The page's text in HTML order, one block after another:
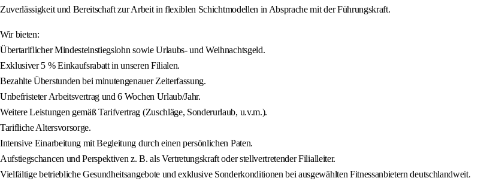
Zuverlässigkeit und Bereitschaft zur Arbeit in flexiblen Schichtmodellen in Absprache mit der Führungskraft.
Wir bieten:
Übertariflicher Mindesteinstiegslohn sowie Urlaubs- und Weihnachtsgeld.
Exklusiver 5 % Einkaufsrabatt in unseren Filialen.
Bezahlte Überstunden bei minutengenauer Zeiterfassung.
Unbefristeter Arbeitsvertrag und 6 Wochen Urlaub/Jahr.
Weitere Leistungen gemäß Tarifvertrag (Zuschläge, Sonderurlaub, u.v.m.).
Tarifliche Altersvorsorge.
Intensive Einarbeitung mit Begleitung durch einen persönlichen Paten.
Aufstiegschancen und Perspektiven z. B. als Vertretungskraft oder stellvertretender Filialleiter.
Vielfältige betriebliche Gesundheitsangebote und exklusive Sonderkonditionen bei ausgewählten Fitnessanbietern deutschlandweit.